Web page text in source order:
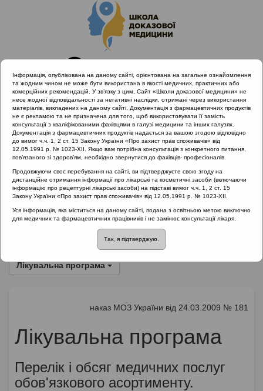
Головна Нормативні документи Ларингіти
Рубрика:
Ларингіти
Назва:
Протокол надання медичної допомоги хворим з
вузликами голосових складок
Лікувальна програма
наказ МОЗ України від 24.03.2009 № 181
Лікувальна програма
Перелік і обсяг медичних послуг
обов'язкового асортименту.
Інформація, опублікована на даному сайті, орієнтована на загальне ознайомлення
та жодним чином не може бути використана в якості медичних, практичних або
комерційних рекомендацій. У зв’язку з цим, Сайт «Школи доказової медицини» не
несе жодної відповідальності за негативні наслідки, отримані через використання
матеріалів, викладених на даному сайті. Документація з фармацевтичних продуктів
не є рекламою та не призначена для того, щоб використовувати її замість
консультації з кваліфікованими фахівцями в галузі медицини та інших галузях.
Документація з фармацевтичних продуктів надається за вашою згодою відповідно
до вимог ч.ч. 1, 2 ст. 15 Закону України «Про захист прав споживачів» від
12.05.1991 р. № 1023-XII. Якщо вам потрібна консультація з конкретного питання,
пов’язаного зі здоров’ям, необхідно звернутися до фахівців- професіоналів.
Продовжуючи своє перебування на сайті, ви підтверджуєте свою згоду на
дистанційне отримання інформації про лікарські та косметичні засоби (включаючи
інформацію про рецептурні лікарські засоби) на підставі вимог ч.ч. 1, 2 ст. 15
Закону України «Про захист прав споживачів» від 12.05.1991 р. № 1023-XII.
Уся інформація, яка міститься на даному сайті, подана з освітньою метою виключно
для медичних та фармацевтичних працівників і не замінює консультації лікаря.
Так, я підтверджую.